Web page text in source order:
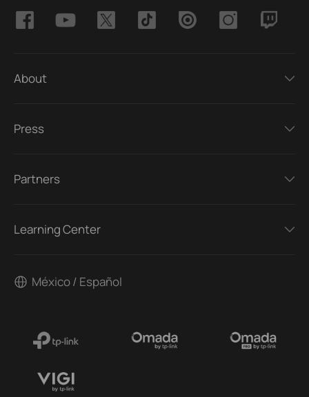
About
Press
Partners
Learning Center
México / Español